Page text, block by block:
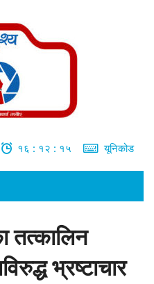
१६ : १२ : १६ यूनिकोड
तत्कालिन
भ्रष्टाचार